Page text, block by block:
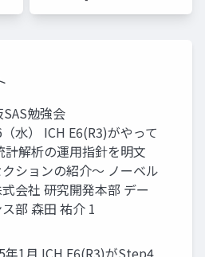
勉強会
水） ICH E6(R3)がやって
計解析の運用指針を明文
ションの紹介～ ノーベル
会社 研究開発本部 デー
部 森田 祐介 1
年1月 ICH E6(R3)がStep4